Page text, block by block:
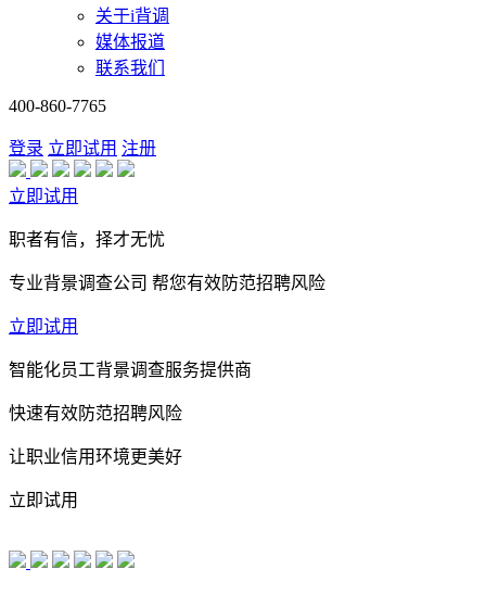
关于i背调
媒体报道
联系我们
400-860-7765
登录 立即试用 注册
立即试用
职者有信，择才无忧
专业背景调查公司 帮您有效防范招聘风险
立即试用
智能化员工背景调查服务提供商
快速有效防范招聘风险
让职业信用环境更美好
立即试用